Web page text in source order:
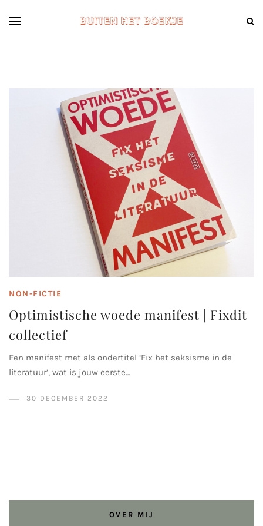
NON-FICTIE
Optimistische woede manifest | Fixdit
collectief
Een manifest met als ondertitel ‘Fix het seksisme in de
literatuur’, wat is jouw eerste…
30 DECEMBER 2022
OVER MIJ